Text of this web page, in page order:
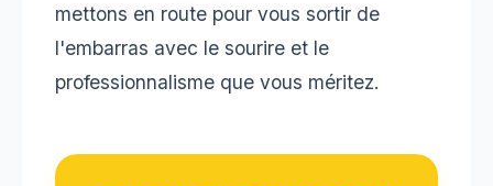
mettons en route pour vous sortir de
l'embarras avec le sourire et le
professionnalisme que vous méritez.